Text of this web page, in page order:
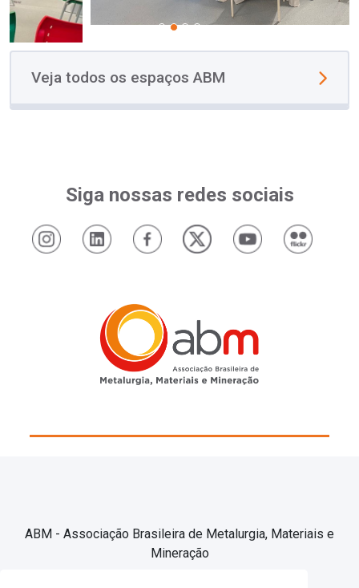
Veja todos os espaços ABM
Siga nossas redes sociais
ABM - Associação Brasileira de Metalurgia, Materiais e
Mineração